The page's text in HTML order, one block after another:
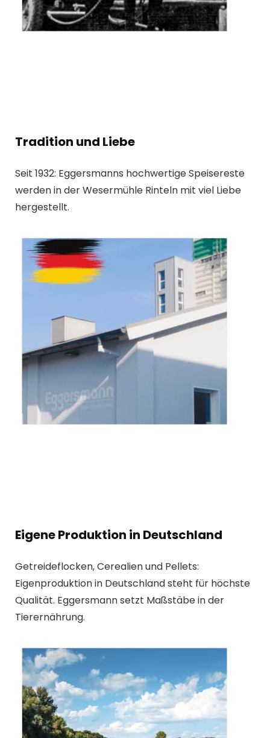
Tradition und Liebe
Seit 1932: Eggersmanns hochwertige Speisereste
werden in der Wesermühle Rinteln mit viel Liebe
hergestellt.
Eigene Produktion in Deutschland
Getreideflocken, Cerealien und Pellets:
Eigenproduktion in Deutschland steht für höchste
Qualität. Eggersmann setzt Maßstäbe in der
Tierernährung.